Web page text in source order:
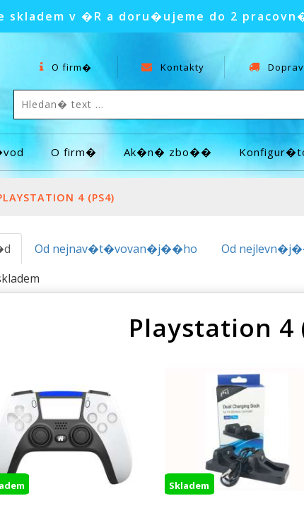
skladem v �R a doru�ujeme do 2
O firm� Kontakty
O firm� Ak�n� zbo��
4 (PS4)
Od nejnav�t�vovan�j��ho
Od
Playstation 4
Skladem